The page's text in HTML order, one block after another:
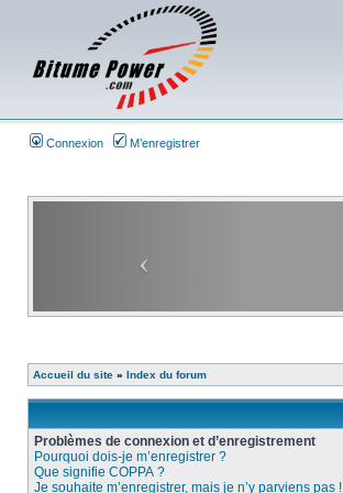
Connexion M’enregistrer
Accueil du site » Index du forum
Problèmes de connexion et d’enregistrement
Pourquoi dois-je m’enregistrer ?
Que signifie COPPA ?
Je souhaite m’enregistrer, mais je n’y parviens pas !